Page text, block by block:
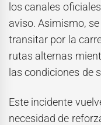
los canales
aviso. Asimismo,
transitar por la
rutas alternas
las condiciones de
Este incidente
necesidad de